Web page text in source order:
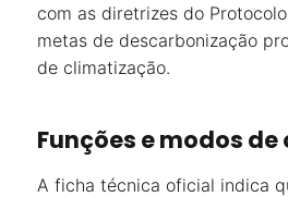
com as diretrizes do
metas de descarbonização
de climatização.
Funções e modos
A ficha técnica oficial indica